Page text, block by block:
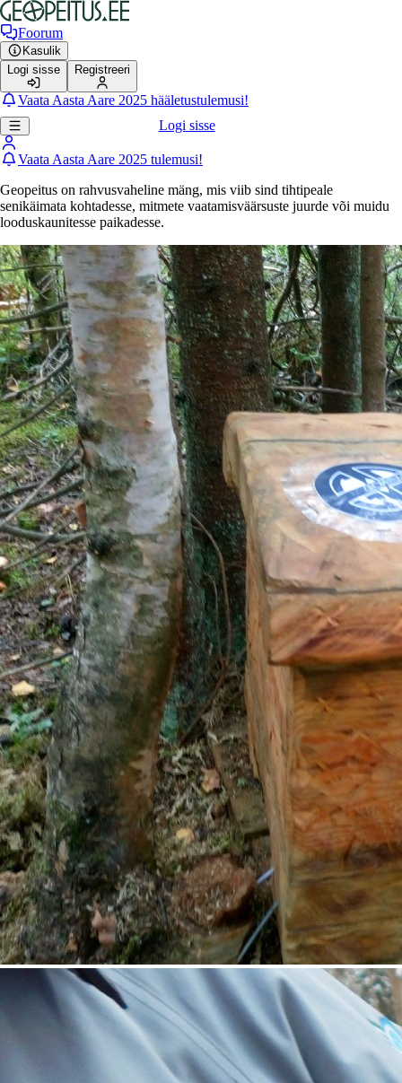
Foorum
Kasulik
Logi sisse
Registreeri
Vaata Aasta Aare 2025 hääletustulemusi!
Logi sisse
Vaata Aasta Aare 2025 tulemusi!
Geopeitus on rahvusvaheline mäng, mis viib sind tihtipeale
senikäimata kohtadesse, mitmete vaatamisväärsuste juurde või muidu
looduskaunitesse paikadesse.